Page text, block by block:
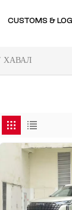
CUSTOMS &
ХАВАЛ